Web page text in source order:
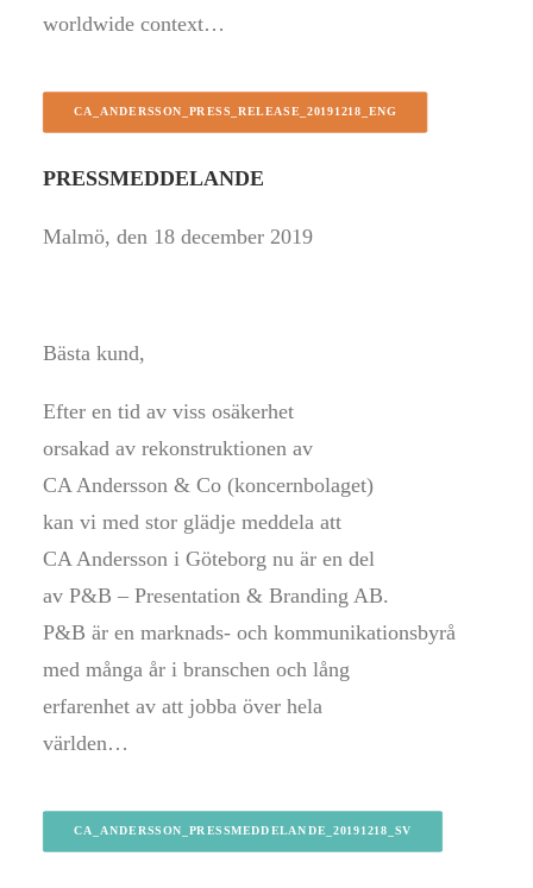
worldwide context…
CA_ANDERSSON_PRESS_RELEASE_20191218_ENG
PRESSMEDDELANDE
Malmö, den 18 december 2019
Bästa kund,
Efter en tid av viss osäkerhet
orsakad av rekonstruktionen av
CA Andersson & Co (koncernbolaget)
kan vi med stor glädje meddela att
CA Andersson i Göteborg nu är en del
av P&B – Presentation & Branding AB.
P&B är en marknads- och kommunikationsbyrå
med många år i branschen och lång
erfarenhet av att jobba över hela
världen…
CA_ANDERSSON_PRESSMEDDELANDE_20191218_SV